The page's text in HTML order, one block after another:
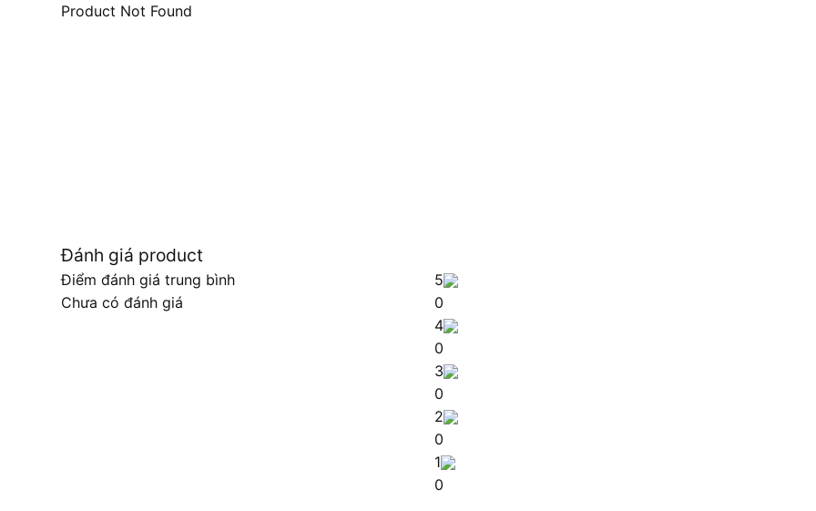
Product Not Found
Đánh giá product
Điểm đánh giá trung bình
Chưa có đánh giá
5
0
4
0
3
0
2
0
1
0